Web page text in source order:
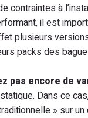
contraintes à
il est
plusieurs
packs des
pas encore de
Dans ce
» sur